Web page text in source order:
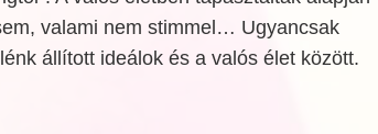
valami nem stimmel… Ugyancsak
állított ideálok és a valós élet között.